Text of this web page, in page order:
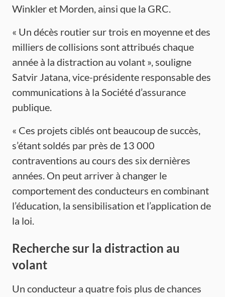
Winkler et Morden, ainsi que la GRC.
« Un décès routier sur trois en moyenne et des
milliers de collisions sont attribués chaque
année à la distraction au volant », souligne
Satvir Jatana, vice-présidente responsable des
communications à la Société d’assurance
publique.
« Ces projets ciblés ont beaucoup de succès,
s’étant soldés par près de 13 000
contraventions au cours des six dernières
années. On peut arriver à changer le
comportement des conducteurs en combinant
l’éducation, la sensibilisation et l’application de
la loi.
Recherche sur la distraction au
volant
Un conducteur a quatre fois plus de chances